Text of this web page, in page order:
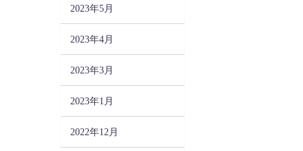
2023年5月
2023年4月
2023年3月
2023年1月
2022年12月